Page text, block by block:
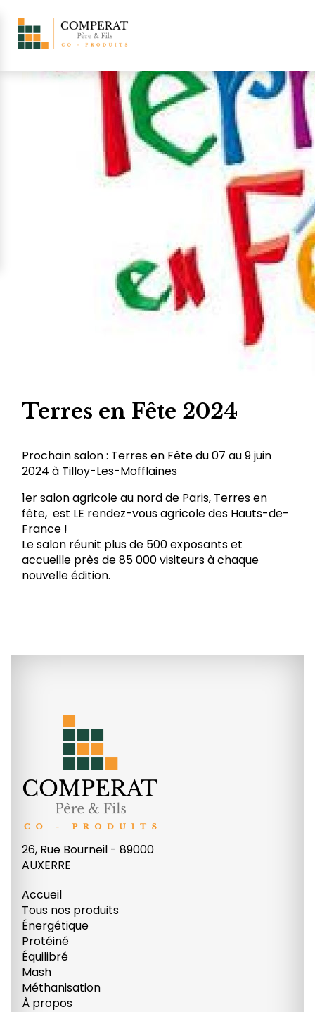
Retour aux actualités
Terres en Fête 2024
Prochain salon : Terres en Fête du 07 au 9 juin
2024 à Tilloy-Les-Mofflaines
1er salon agricole au nord de Paris, Terres en
fête, est LE rendez-vous agricole des Hauts-de-
France !
Le salon réunit plus de 500 exposants et
accueille près de 85 000 visiteurs à chaque
nouvelle édition.
26, Rue Bourneil - 89000
AUXERRE
Accueil
Tous nos produits
Énergétique
Protéiné
Équilibré
Mash
Méthanisation
À propos